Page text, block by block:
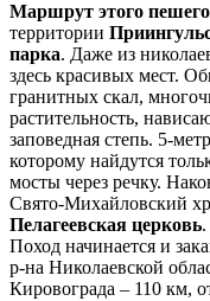
Маршрут этого пешего
территории
парка. Даже из
здесь красивых мест.
гранитных скал,
растительность,
заповедная степь. 5-
которому найдутся
мосты через речку.
Свято-Михайловский
Пелагеевская церковь.
Поход начинается и
р-на Николаевской
Кировограда – 110 км,